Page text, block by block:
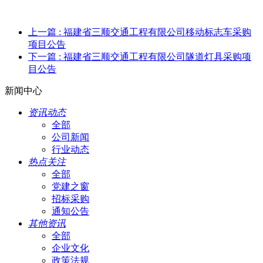
上一篇 : 福建省三顺交通工程有限公司移动标志车采购
项目公告
下一篇 : 福建省三顺交通工程有限公司隧道灯具采购项
目公告
新闻中心
资讯动态
全部
公司新闻
行业动态
热点关注
全部
党建之窗
招标采购
通知公告
其他资讯
全部
企业文化
政策法规